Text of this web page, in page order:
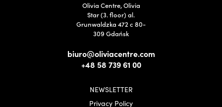
Olivia Centre, Olivia
Star (3. floor) al.
Grunwaldzka 472 c 80-
309 Gdańsk
biuro@oliviacentre.com
+48 58 739 61 00
NEWSLETTER
Privacy Policy